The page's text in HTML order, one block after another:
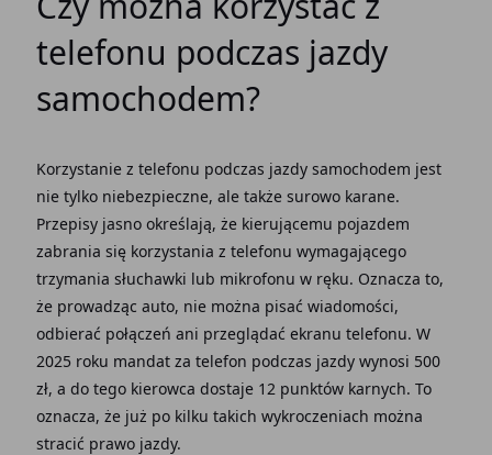
telefonu podczas jazdy
samochodem?
Korzystanie z telefonu podczas jazdy samochodem jest
nie tylko niebezpieczne, ale także surowo karane.
Przepisy jasno określają, że kierującemu pojazdem
zabrania się korzystania z telefonu wymagającego
trzymania słuchawki lub mikrofonu w ręku. Oznacza to,
że prowadząc auto, nie można pisać wiadomości,
odbierać połączeń ani przeglądać ekranu telefonu. W
2025 roku mandat za telefon podczas jazdy wynosi 500
zł, a do tego kierowca dostaje 12 punktów karnych. To
oznacza, że już po kilku takich wykroczeniach można
stracić prawo jazdy.